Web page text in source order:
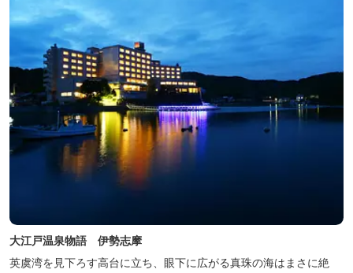
大江戸温泉物語 伊勢志摩
英虞湾を見下ろす高台に立ち、眼下に広がる真珠の海はまさに絶